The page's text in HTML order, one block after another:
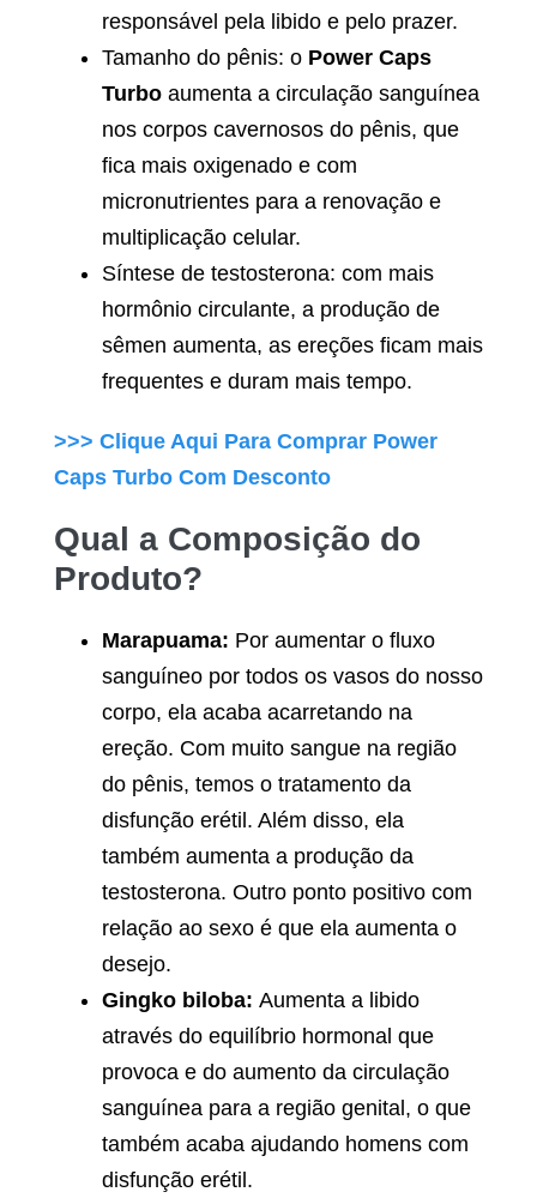
responsável pela libido e pelo prazer.
Tamanho do pênis: o Power Caps
Turbo aumenta a circulação sanguínea
nos corpos cavernosos do pênis, que
fica mais oxigenado e com
micronutrientes para a renovação e
multiplicação celular.
Síntese de testosterona: com mais
hormônio circulante, a produção de
sêmen aumenta, as ereções ficam mais
frequentes e duram mais tempo.
>>> Clique Aqui Para Comprar Power
Caps Turbo Com Desconto
Qual a Composição do
Produto?
Marapuama: Por aumentar o fluxo
sanguíneo por todos os vasos do nosso
corpo, ela acaba acarretando na
ereção. Com muito sangue na região
do pênis, temos o tratamento da
disfunção erétil. Além disso, ela
também aumenta a produção da
testosterona. Outro ponto positivo com
relação ao sexo é que ela aumenta o
desejo.
Gingko biloba: Aumenta a libido
através do equilíbrio hormonal que
provoca e do aumento da circulação
sanguínea para a região genital, o que
também acaba ajudando homens com
disfunção erétil.